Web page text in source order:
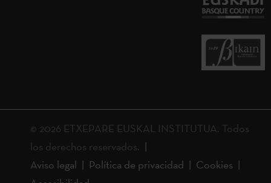
© 2026 ETXEPARE EUSKAL INSTITUTUA. Todos
los derechos reservados.
Aviso legal
Política de privacidad
Cookies